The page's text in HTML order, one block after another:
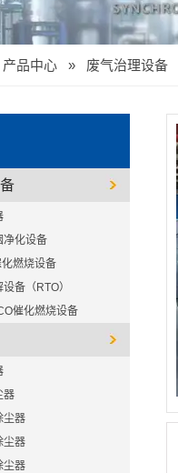
产品中心 » 废气治理设备
净化设备
燃烧设备
备（RTO）
催化燃烧设备
器
尘器
尘器
尘器